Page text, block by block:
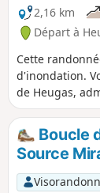
2,16 km
Départ à
Cette
d'inondation.
de Heugas,
gagnerez le
bras mort du
vous
départemental
votre point de
Boucle
Source